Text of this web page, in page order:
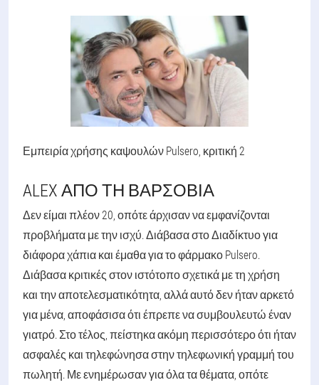
Εμπειρία χρήσης καψουλών Pulsero, κριτική 2
ALEX ΑΠΌ ΤΗ ΒΑΡΣΟΒΊΑ
Δεν είμαι πλέον 20, οπότε άρχισαν να εμφανίζονται
προβλήματα με την ισχύ. Διάβασα στο Διαδίκτυο για
διάφορα χάπια και έμαθα για το φάρμακο Pulsero.
Διάβασα κριτικές στον ιστότοπο σχετικά με τη χρήση
και την αποτελεσματικότητα, αλλά αυτό δεν ήταν αρκετό
για μένα, αποφάσισα ότι έπρεπε να συμβουλευτώ έναν
γιατρό. Στο τέλος, πείστηκα ακόμη περισσότερο ότι ήταν
ασφαλές και τηλεφώνησα στην τηλεφωνική γραμμή του
πωλητή. Με ενημέρωσαν για όλα τα θέματα, οπότε